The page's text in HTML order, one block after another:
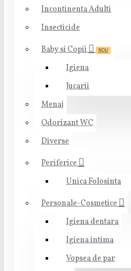
Incontinenta Adulti
Insecticide
Baby si Copii
NOU
Igiena
Jucarii
Menaj
Odorizant WC
Diverse
Periferice
Unica Folosinta
Personale-Cosmetice
Igiena dentara
Igiena intima
Vopsea de par